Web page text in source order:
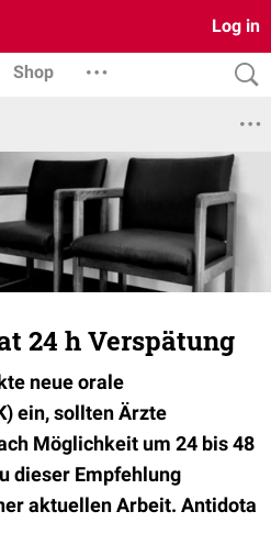
Log in
Shop
24 h Verspätung
neue orale
ein, sollten Ärzte
Möglichkeit um 24 bis 48
dieser Empfehlung
aktuellen Arbeit. Antidota